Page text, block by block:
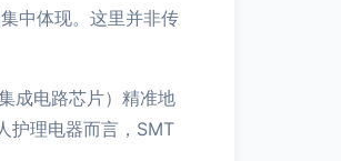
中体现。这里并非传
成电路芯片）精准地
护理电器而言，SMT